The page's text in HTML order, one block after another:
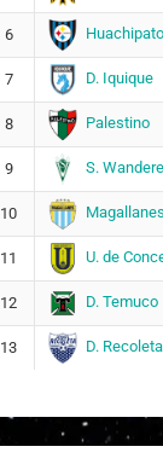
6 Huachipato
7 D. Iquique
8 Palestino
9 S.
10 Magallanes
11 U. de
12 D. Temuco
13 D. Recoleta